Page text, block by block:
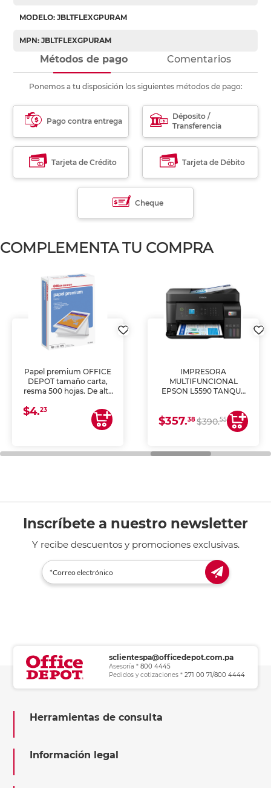
MODELO: JBLTFLEXGPURAM
MPN: JBLTFLEXGPURAM
Métodos de pago Comentarios
Ponemos a tu disposición los siguientes métodos de pago:
Pago contra entrega
Déposito /
Transferencia
Tarjeta de Crédito Tarjeta de Débito
Cheque
COMPLEMENTA TU COMPRA
Papel premium OFFICE
DEPOT tamaño carta,
resma 500 hojas. De alta
uniforme, ideal para
impresoras de inyección
de tinta y láser,
general de oficina.
$4.23
IMPRESORA
MULTIFUNCIONAL
EPSON L5590 TANQUE
COPIA Y ESCANEA)
$357.38$390.55
Inscríbete a nuestro newsletter
Y recibe descuentos y promociones exclusivas.
sclientespa@officedepot.com.pa
Asesoría * 800 4445
Pedidos y cotizaciones * 271 00 71/800 4444
Herramientas de consulta
Información legal